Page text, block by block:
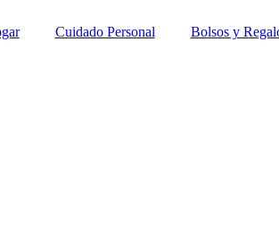
Cuidado Personal Bolsos y